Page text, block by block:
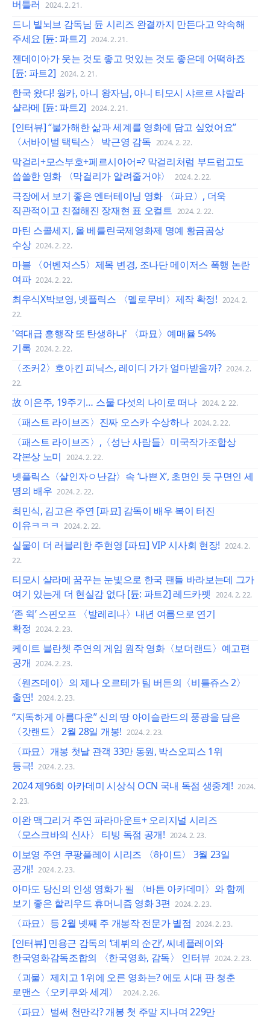
버틀러 2024. 2. 21.
드니 빌뇌브 감독님 듄 시리즈 완결까지 만든다고 약속해
주세요 [듄: 파트2] 2024. 2. 21.
젠데이아가 웃는 것도 좋고 멋있는 것도 좋은데 어떡하죠
[듄: 파트2] 2024. 2. 21.
한국 왔다! 웡카, 아니 왕자님, 아니 티모시 샤르르 샤랄라
샬라메 [듄: 파트2] 2024. 2. 21.
[인터뷰] “불가해한 삶과 세계를 영화에 담고 싶었어요”
〈서바이벌 택틱스〉 박근영 감독 2024. 2. 22.
막걸리+모스부호+페르시아어=? 막걸리처럼 부드럽고도
씁쓸한 영화 〈막걸리가 알려줄거야〉
2024. 2. 22.
극장에서 보기 좋은 엔터테이닝 영화 〈파묘〉, 더욱
직관적이고 친절해진 장재현 표 오컬트 2024. 2. 22.
마틴 스콜세지, 올 베를린국제영화제 명예 황금곰상
수상 2024. 2. 22.
마블 〈어벤져스5〉제목 변경, 조나단 메이저스 폭행 논란
여파 2024. 2. 22.
최우식X박보영, 넷플릭스 〈멜로무비〉제작 확정! 2024. 2.
22.
'역대급 흥행작 또 탄생하나' 〈파묘〉예매율 54%
기록 2024. 2. 22.
〈조커2〉호아킨 피닉스, 레이디 가가 얼마받을까? 2024. 2.
22.
故 이은주, 19주기… 스물 다섯의 나이로 떠나 2024. 2. 22.
〈패스트 라이브즈〉진짜 오스카 수상하나 2024. 2. 22.
〈패스트 라이브즈〉,〈성난 사람들〉미국작가조합상
각본상 노미 2024. 2. 22.
넷플릭스〈살인자ㅇ난감〉속 ‘나쁜 X’, 초면인 듯 구면인 세
명의 배우 2024. 2. 22.
최민식, 김고은 주연 [파묘] 감독이 배우 복이 터진
이유ㅋㅋㅋ
2024. 2. 22.
실물이 더 러블리한 주현영 [파묘] VIP 시사회 현장! 2024. 2.
22.
티모시 샬라메 꿈꾸는 눈빛으로 한국 팬들 바라보는데 그가
여기 있는게 더 현실감 없다 [듄: 파트2] 레드카펫 2024. 2. 22.
‘존 윅’ 스핀오프 〈발레리나〉내년 여름으로 연기
확정 2024. 2. 23.
케이트 블란쳇 주연의 게임 원작 영화〈보더랜드〉예고편
공개 2024. 2. 23.
〈웬즈데이〉의 제나 오르테가 팀 버튼의〈비틀쥬스 2〉
출연! 2024. 2. 23.
“지독하게 아름다운” 신의 땅 아이슬란드의 풍광을 담은
〈갓랜드〉 2월 28일 개봉! 2024. 2. 23.
〈파묘〉개봉 첫날 관객 33만 동원, 박스오피스 1위
등극! 2024. 2. 23.
2024 제96회 아카데미 시상식 OCN 국내 독점 생중계! 2024.
2. 23.
이완 맥그리거 주연 파라마운트+ 오리지널 시리즈
〈모스크바의 신사〉 티빙 독점 공개! 2024. 2. 23.
이보영 주연 쿠팡플레이 시리즈 〈하이드〉 3월 23일
공개! 2024. 2. 23.
아마도 당신의 인생 영화가 될 〈바튼 아카데미〉와 함께
보기 좋은 할리우드 휴머니즘 영화 3편 2024. 2. 23.
〈파묘〉등 2월 넷째 주 개봉작 전문가 별점 2024. 2. 23.
[인터뷰] 민용근 감독의 ‘데뷔의 순간’, 씨네플레이와
한국영화감독조합의 〈한국영화, 감독〉 인터뷰 2024. 2. 23.
〈괴물〉제치고 1위에 오른 영화는? 에도 시대 판 청춘
로맨스〈오키쿠와 세계〉
2024. 2. 26.
〈파묘〉벌써 천만각? 개봉 첫 주말 지나며 229만